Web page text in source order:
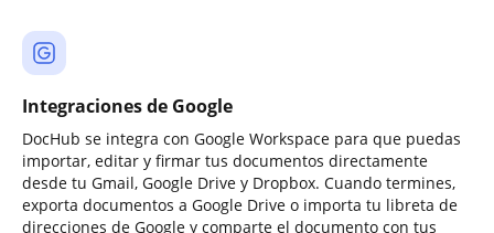
Integraciones de Google
DocHub se integra con Google Workspace para que puedas
importar, editar y firmar tus documentos directamente
desde tu Gmail, Google Drive y Dropbox. Cuando termines,
exporta documentos a Google Drive o importa tu libreta de
direcciones de Google y comparte el documento con tus